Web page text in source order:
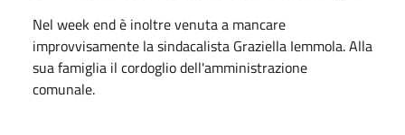
Nel week end è inoltre venuta a mancare
improvvisamente la sindacalista Graziella Iemmola. Alla
sua famiglia il cordoglio dell'amministrazione
comunale.